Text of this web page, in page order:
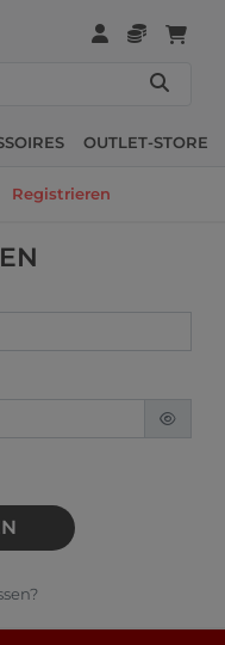
OUTLET-STORE
Registrieren